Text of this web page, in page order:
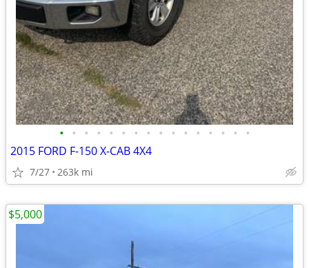
• • • • • • • • • • • • • • • •
2015 FORD F-150 X-CAB 4X4
7/27 263k mi
$5,000